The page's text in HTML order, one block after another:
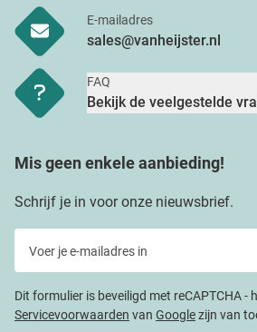
E-mailadres
sales@vanheijster.nl
FAQ
Bekijk de veelgestelde
Mis geen enkele aanbieding!
Schrijf je in voor onze nieuwsbrief.
Dit formulier is beveiligd met reCAPTCHA -
Servicevoorwaarden van Googlezijn van